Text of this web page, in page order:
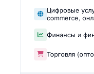
Цифровые
commerce,
Финансы и
Торговля